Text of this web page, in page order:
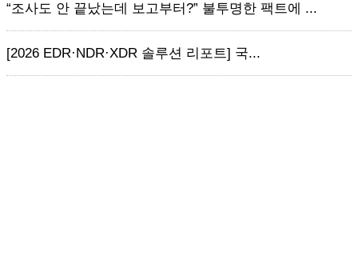
“조사도 안 끝났는데 보고부터?” 불투명한 팩트에 ...
[2026 EDR·NDR·XDR 솔루션 리포트] 국...